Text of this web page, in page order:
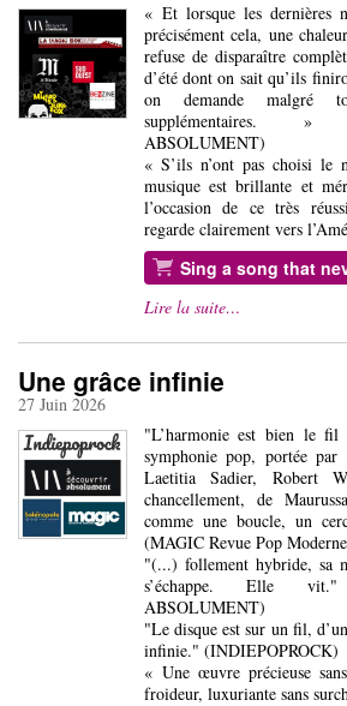
« Et lorsque les dernières
précisément cela, une
refuse de disparaître
d’été dont on sait qu’ils
on demande malgré
supplémentaires.
ABSOLUMENT)
« S’ils n’ont pas choisi
musique est brillante et
l’occasion de ce très
regarde clairement vers
Sing a song that
Lire la suite…
Une grâce infinie
27 Juin 2026
"L’harmonie est bien le fil
symphonie pop, portée
Laetitia Sadier, Robert
chancellement, de
comme une boucle, un
(MAGIC Revue Pop
"(...) follement hybride, sa
s’échappe. Elle
ABSOLUMENT)
"Le disque est sur un fil,
infinie." (INDIEPOPROCK)
« Une œuvre précieuse
froideur, luxuriante sans